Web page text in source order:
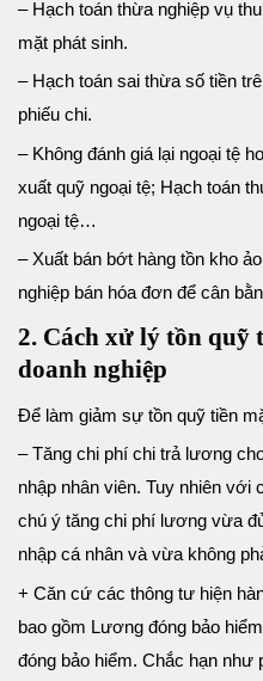
– Hạch toán thừa nghiệp vụ
mặt phát sinh.
– Hạch toán sai thừa số tiền
phiếu chi.
– Không đánh giá lại ngoại tệ
xuất quỹ ngoại tệ; Hạch toán
ngoại tệ…
– Xuất bán bớt hàng tồn kho
nghiệp bán hóa đơn để cân
2. Cách xử lý tồn quỹ
doanh nghiệp
Để làm giảm sự tồn quỹ tiền
– Tăng chi phí chi trả lương
nhập nhân viên. Tuy nhiên với
chú ý tăng chi phí lương vừa
nhập cá nhân và vừa không
+ Căn cứ các thông tư hiện
bao gồm Lương đóng bảo
đóng bảo hiểm. Chắc hạn như